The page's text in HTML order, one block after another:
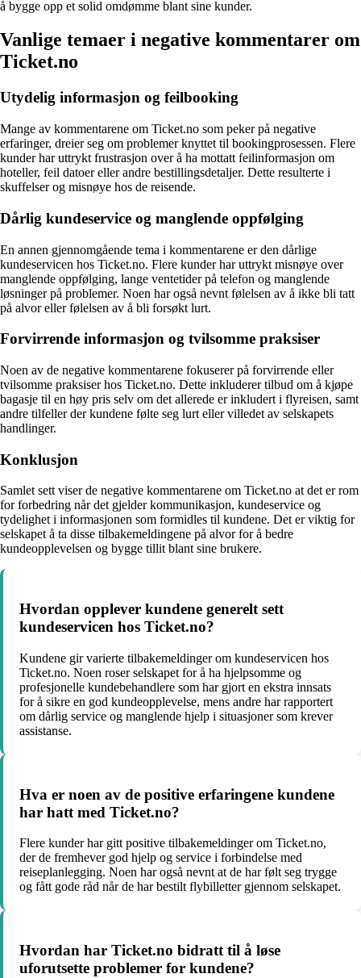
å bygge opp et solid omdømme blant sine kunder.
Vanlige temaer i negative kommentarer om
Ticket.no
Utydelig informasjon og feilbooking
Mange av kommentarene om Ticket.no som peker på negative
erfaringer, dreier seg om problemer knyttet til bookingprosessen. Flere
kunder har uttrykt frustrasjon over å ha mottatt feilinformasjon om
hoteller, feil datoer eller andre bestillingsdetaljer. Dette resulterte i
skuffelser og misnøye hos de reisende.
Dårlig kundeservice og manglende oppfølging
En annen gjennomgående tema i kommentarene er den dårlige
kundeservicen hos Ticket.no. Flere kunder har uttrykt misnøye over
manglende oppfølging, lange ventetider på telefon og manglende
løsninger på problemer. Noen har også nevnt følelsen av å ikke bli tatt
på alvor eller følelsen av å bli forsøkt lurt.
Forvirrende informasjon og tvilsomme praksiser
Noen av de negative kommentarene fokuserer på forvirrende eller
tvilsomme praksiser hos Ticket.no. Dette inkluderer tilbud om å kjøpe
bagasje til en høy pris selv om det allerede er inkludert i flyreisen, samt
andre tilfeller der kundene følte seg lurt eller villedet av selskapets
handlinger.
Konklusjon
Samlet sett viser de negative kommentarene om Ticket.no at det er rom
for forbedring når det gjelder kommunikasjon, kundeservice og
tydelighet i informasjonen som formidles til kundene. Det er viktig for
selskapet å ta disse tilbakemeldingene på alvor for å bedre
kundeopplevelsen og bygge tillit blant sine brukere.
Hvordan opplever kundene generelt sett
kundeservicen hos Ticket.no?
Kundene gir varierte tilbakemeldinger om kundeservicen hos
Ticket.no. Noen roser selskapet for å ha hjelpsomme og
profesjonelle kundebehandlere som har gjort en ekstra innsats
for å sikre en god kundeopplevelse, mens andre har rapportert
om dårlig service og manglende hjelp i situasjoner som krever
assistanse.
Hva er noen av de positive erfaringene kundene
har hatt med Ticket.no?
Flere kunder har gitt positive tilbakemeldinger om Ticket.no,
der de fremhever god hjelp og service i forbindelse med
reiseplanlegging. Noen har også nevnt at de har følt seg trygge
og fått gode råd når de har bestilt flybilletter gjennom selskapet.
Hvordan har Ticket.no bidratt til å løse
uforutsette problemer for kundene?